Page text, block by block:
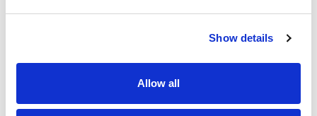
Show details
Allow all
Vægliste
Op til 60 m²
Over 60 m² og op
Gulve